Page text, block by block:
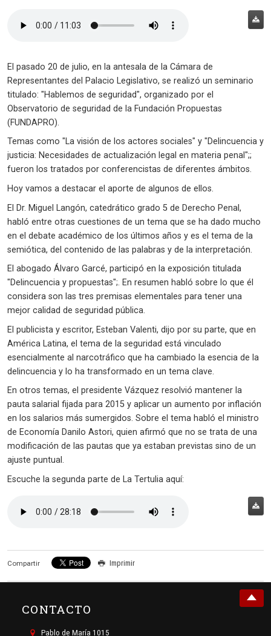
El pasado 20 de julio, en la antesala de la Cámara de
Representantes del Palacio Legislativo, se realizó un seminario
titulado: "Hablemos de seguridad", organizado por el
Observatorio de seguridad de la Fundación Propuestas
(FUNDAPRO).
Temas como "La visión de los actores sociales" y "Delincuencia y
justicia: Necesidades de actualización legal en materia penal";;
fueron los tratados por conferencistas de diferentes ámbitos.
Hoy vamos a destacar el aporte de algunos de ellos.
El Dr. Miguel Langón, catedrático grado 5 de Derecho Penal,
habló entre otras cuestiones de un tema que se ha dado mucho
en el debate académico de los últimos años y es el tema de la
semiótica, del contenido de las palabras y de la interpretación.
El abogado Álvaro Garcé, participó en la exposición titulada
"Delincuencia y propuestas";. En resumen habló sobre lo que él
considera son las tres premisas elementales para tener una
mejor calidad de seguridad pública.
El publicista y escritor, Esteban Valenti, dijo por su parte, que en
América Latina, el tema de la seguridad está vinculado
esencialmente al narcotráfico que ha cambiado la esencia de la
delincuencia y lo ha transformado en un tema clave.
En otros temas, el presidente Vázquez resolvió mantener la
pauta salarial fijada para 2015 y aplicar un aumento por inflación
en los salarios más sumergidos. Sobre el tema habló el ministro
de Economía Danilo Astori, quien afirmó que no se trata de una
modificación de las pautas que ya estaban previstas sino de un
ajuste puntual.
Escuche la segunda parte de La Tertulia aquí:
Compartir Imprimir
CONTACTO
Pablo de María 1015